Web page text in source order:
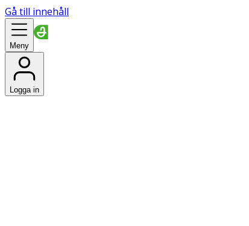
Gå till innehåll
Meny
Logga in